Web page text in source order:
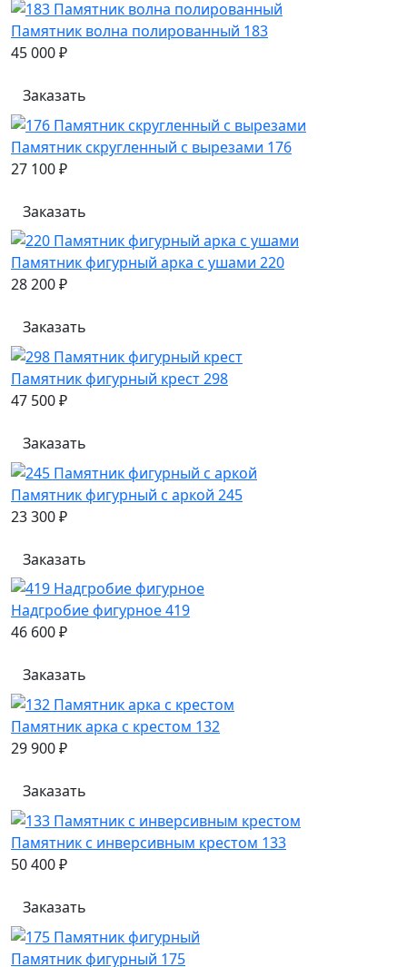
Памятник волна полированный 183
45 000 ₽
Заказать
Памятник скругленный с вырезами 176
27 100 ₽
Заказать
Памятник фигурный арка с ушами 220
28 200 ₽
Заказать
Памятник фигурный крест 298
47 500 ₽
Заказать
Памятник фигурный с аркой 245
23 300 ₽
Заказать
Надгробие фигурное 419
46 600 ₽
Заказать
Памятник арка с крестом 132
29 900 ₽
Заказать
Памятник с инверсивным крестом 133
50 400 ₽
Заказать
Памятник фигурный 175